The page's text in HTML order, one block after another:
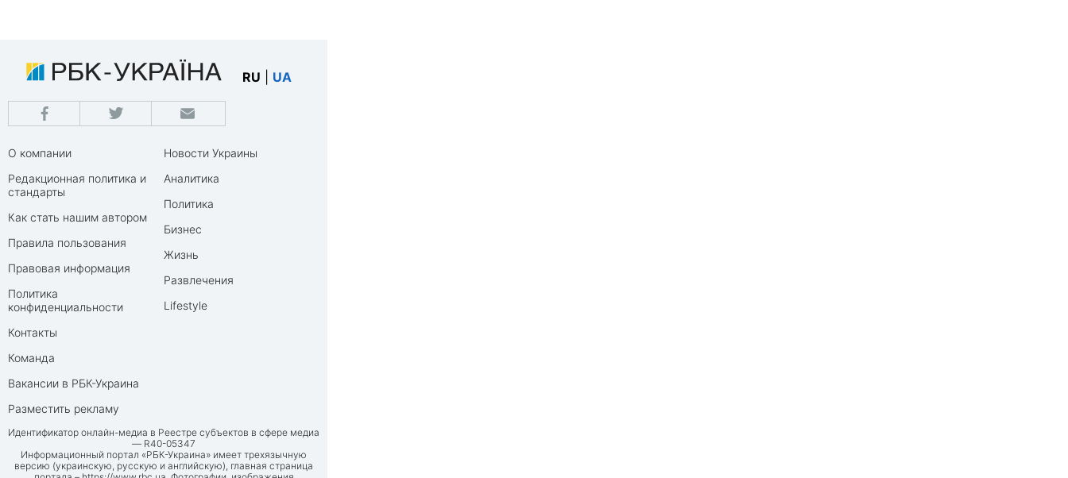
RU UA
О компании
Редакционная политика и
стандарты
Как стать нашим автором
Правила пользования
Правовая информация
Политика
конфиденциальности
Контакты
Команда
Вакансии в РБК-Украина
Разместить рекламу
Новости Украины
Аналитика
Политика
Бизнес
Жизнь
Развлечения
Lifestyle
Идентификатор онлайн-медиа в Реестре субъектов в сфере медиа
— R40-05347
Информационный портал «РБК-Украина» имеет трехязычную
версию (украинскую, русскую и английскую), главная страница